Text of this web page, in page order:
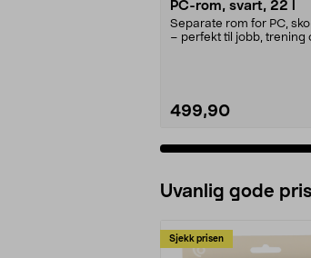
PC-rom, svart, 22 l
Separate rom for PC,
– perfekt til jobb, trening
499,90
Uvanlig gode
Sjekk prisen